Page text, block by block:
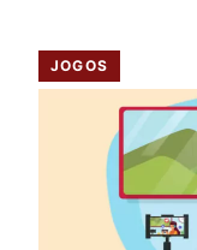
JOGOS